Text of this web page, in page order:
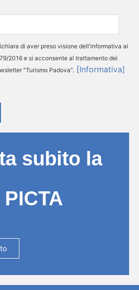
di aver preso visione dell'informativa ai
2016 e si acconsente al trattamento dei
"Turismo Padova". [Informativa]
subito la